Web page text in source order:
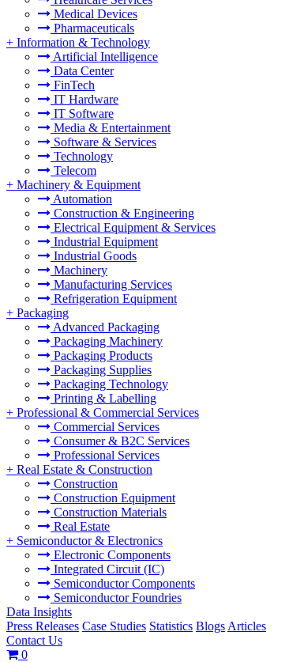
Medical Devices
Pharmaceuticals
+ Information & Technology
Artificial Intelligence
Data Center
FinTech
IT Hardware
IT Software
Media & Entertainment
Software & Services
Technology
Telecom
+ Machinery & Equipment
Automation
Construction & Engineering
Electrical Equipment & Services
Industrial Equipment
Industrial Goods
Machinery
Manufacturing Services
Refrigeration Equipment
+ Packaging
Advanced Packaging
Packaging Machinery
Packaging Products
Packaging Supplies
Packaging Technology
Printing & Labelling
+ Professional & Commercial Services
Commercial Services
Consumer & B2C Services
Professional Services
+ Real Estate & Construction
Construction
Construction Equipment
Construction Materials
Real Estate
+ Semiconductor & Electronics
Electronic Components
Integrated Circuit (IC)
Semiconductor Components
Semiconductor Foundries
Data Insights
Press Releases Case Studies Statistics Blogs Articles
Contact Us
0